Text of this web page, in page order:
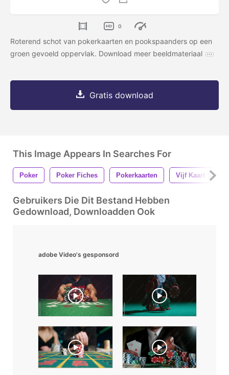
0
Roterend schot van pokerkaarten en pookspaanders op een
groen gevoeld oppervlak. Download meer beeldmateriaal
Gratis download
This Image Appears In Searches For
Poker Poker Fiches Pokerkaarten Vijf Kaart Stud
Gebruikers Die Dit Bestand Hebben
Gedownload, Downloadden Ook
adobe Video's gesponsord